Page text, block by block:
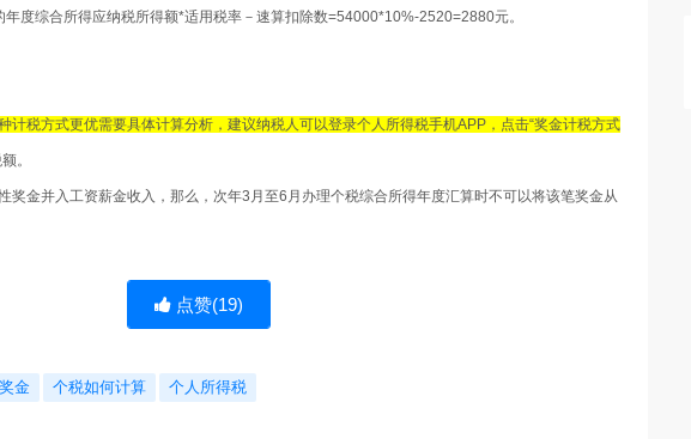
度综合所得应纳税所得额*适用税率－速算扣除数=54000*10%-2520=2880元。
计税方式更优需要具体计算分析，建议纳税人可以登录个人所得税手机APP，点击“奖金计税方式
。
奖金并入工资薪金收入，那么，次年3月至6月办理个税综合所得年度汇算时不可以将该笔奖金从
点赞(19)
金 个税如何计算 个人所得税